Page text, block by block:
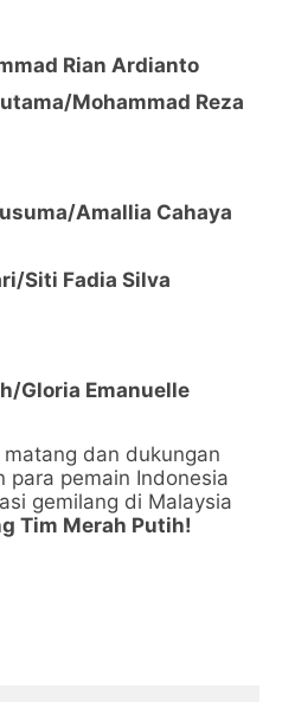
Rian Ardianto
Mohammad Reza
Amallia Cahaya
Siti Fadia Silva
Gloria Emanuelle
dan dukungan
para pemain Indonesia
gemilang di Malaysia
Tim Merah Putih!